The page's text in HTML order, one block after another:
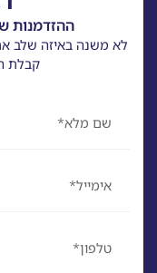
ההזדמנות
לא משנה באיזה שלב
קבלת